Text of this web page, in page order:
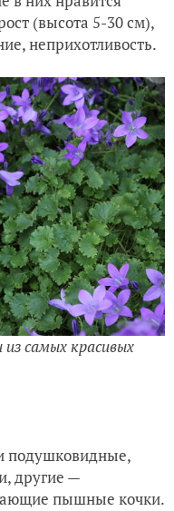
(высота 5-30 см),
неприхотливость.
самых красивых
подушковидные,
другие —
пышные кочки.